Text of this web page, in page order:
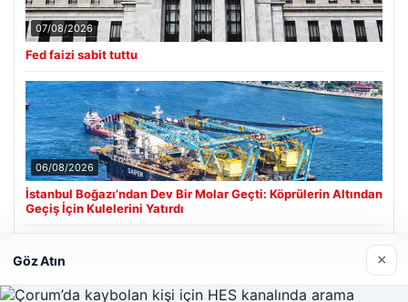
07/08/2026
Fed faizi sabit tuttu
06/08/2026
İstanbul Boğazı’ndan Dev Bir Molar Geçti: Köprülerin Altından
Geçiş İçin Kulelerini Yatırdı
Son Eklenen Firmalar
Göz Atın ×